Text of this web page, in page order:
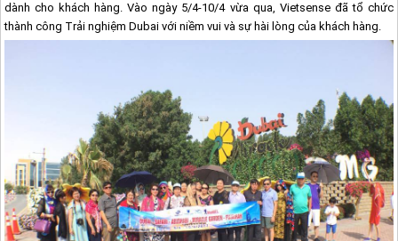
dành cho khách hàng. Vào ngày 5/4-10/4 vừa qua, Vietsense đã tổ chức
thành công Trải nghiệmDubai với niềm vui và sự hài lòng của khách hàng.